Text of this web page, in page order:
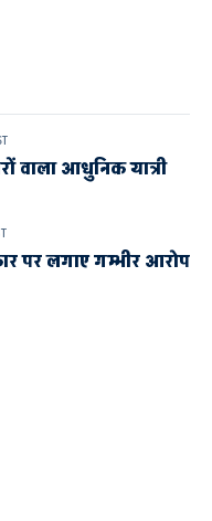
वाला आधुनिक यात्री
पर लगाए गम्भीर आरोप